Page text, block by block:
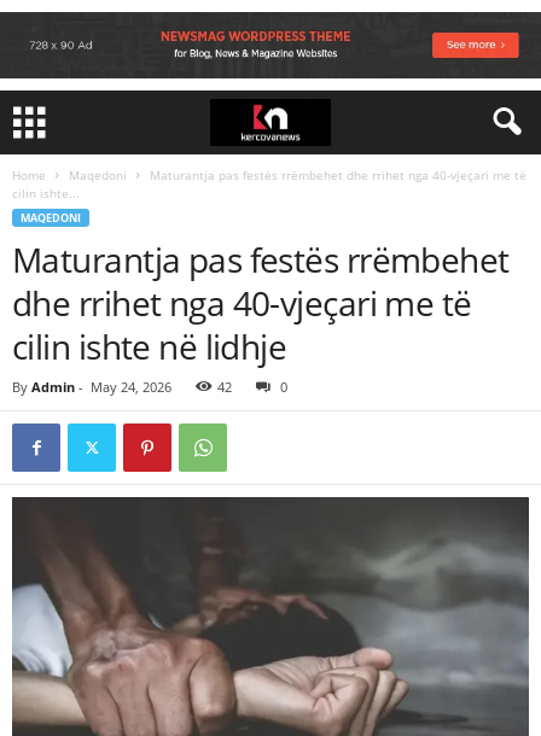
Home Maqedoni
Maturantja pas festës rrëmbehet dhe rrihet nga 40-vjeçari me të
cilin ishte...
MAQEDONI
Maturantja pas festës rrëmbehet
dhe rrihet nga 40-vjeçari me të
cilin ishte në lidhje
By Admin - May 24, 2026 42 0